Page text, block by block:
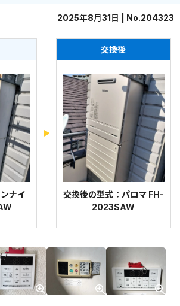
2025年8月31日 | No.204323
ナイ
交換後
交換後の型式：パロマ FH-
2023SAW